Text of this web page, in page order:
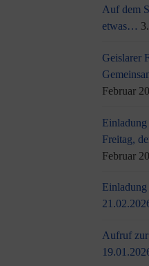
Auf dem
etwas…
Geislarer
Februar
Einladung
Freitag,
Februar
Einladung
Aufruf